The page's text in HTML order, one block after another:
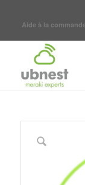
Aide à la